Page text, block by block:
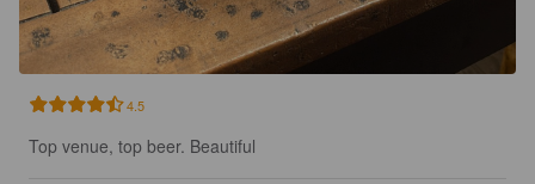
4.5
Top venue, top beer. Beautiful